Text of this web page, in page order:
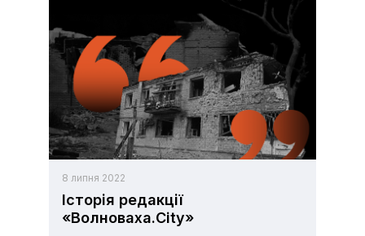
8 липня 2022
Історія редакції
«Волноваха.City»